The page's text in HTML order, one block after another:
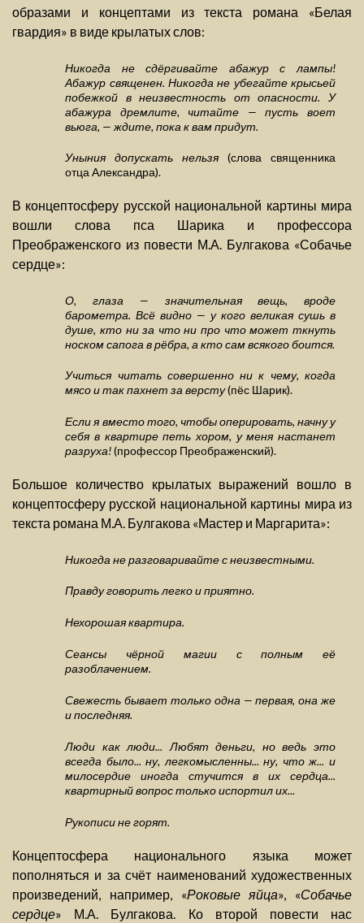
образами и концептами из текста романа «Белая
гвардия» в виде крылатых слов:
Никогда не сдёргивайте абажур с лампы!
Абажур священен. Никогда не убегайте крысьей
побежкой в неизвестность от опасности. У
абажура дремлите, читайте — пусть воет
вьюга, — ждите, пока к вам придут.
Уныния допускать нельзя (слова священника
отца Александра).
В концептосферу русской национальной картины мира
вошли слова пса Шарика и профессора
Преображенского из повести М.А. Булгакова «Собачье
сердце»:
О, глаза — значительная вещь, вроде
барометра. Всё видно — у кого великая сушь в
душе, кто ни за что ни про что может ткнуть
носком сапога в рёбра, а кто сам всякого боится.
Учиться читать совершенно ни к чему, когда
мясо и так пахнет за версту(пёс Шарик).
Если я вместо того, чтобы оперировать, начну у
себя в квартире петь хором, у меня настанет
разруха!(профессор Преображенский).
Большое количество крылатых выражений вошло в
концептосферу русской национальной картины мира из
текста романа М.А. Булгакова «Мастер и Маргарита»:
Никогда не разговаривайте с неизвестными.
Правду говорить легко и приятно.
Нехорошая квартира.
Сеансы чёрной магии с полным её
разоблачением.
Свежесть бывает только одна — первая, она же
и последняя.
Люди как люди... Любят деньги, но ведь это
всегда было... ну, легкомысленны... ну, что ж... и
милосердие иногда стучится в их сердца...
квартирный вопрос только испортил их...
Рукописи не горят.
Концептосфера национального языка может
пополняться и за счёт наименований художественных
произведений, например, «Роковые яйца», «Собачье
сердце» М.А. Булгакова. Ко второй повести нас